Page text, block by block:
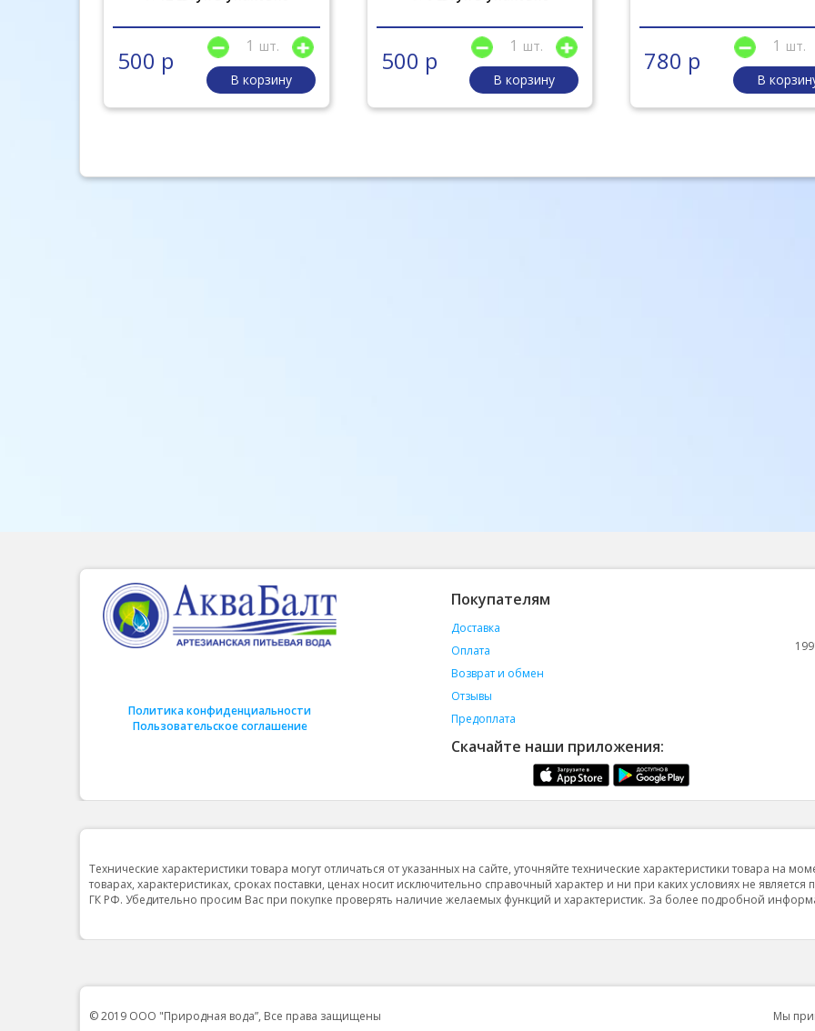
500 р
шт.
В корзину
500 р
шт.
В корзину
780 р
шт.
В
Политика конфиденциальности
Пользовательское соглашение
Покупателям
Доставка
Оплата
Возврат и обмен
Отзывы
Предоплата
Скачайте наши приложения:
Технические характеристики товара могут отличаться от указанных на сайте, уточняйте технические характеристики товара на
товарах, характеристиках, сроках поставки, ценах носит исключительно справочный характер и ни при каких условиях не
ГК РФ. Убедительно просим Вас при покупке проверять наличие желаемых функций и характеристик. За более подробной
© 2019 ООО "Природная вода”, Все права защищены Мы